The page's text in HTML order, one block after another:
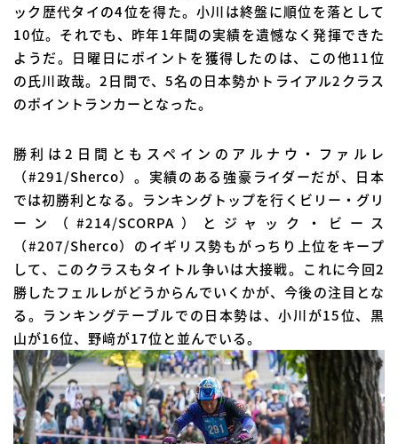
ック歴代タイの4位を得た。小川は終盤に順位を落として
10位。それでも、昨年1年間の実績を遺憾なく発揮できた
ようだ。日曜日にポイントを獲得したのは、この他11位
の氏川政哉。2日間で、5名の日本勢かトライアル2クラス
のポイントランカーとなった。
勝利は2日間ともスペインのアルナウ・ファルレ
（#291/Sherco）。実績のある強豪ライダーだが、日本
では初勝利となる。ランキングトップを行くビリー・グリ
ーン（#214/SCORPA）とジャック・ビース
（#207/Sherco）のイギリス勢もがっちり上位をキープ
して、このクラスもタイトル争いは大接戦。これに今回2
勝したフェルレがどうからんでいくかが、今後の注目とな
る。ランキングテーブルでの日本勢は、小川が15位、黒
山が16位、野﨑が17位と並んでいる。